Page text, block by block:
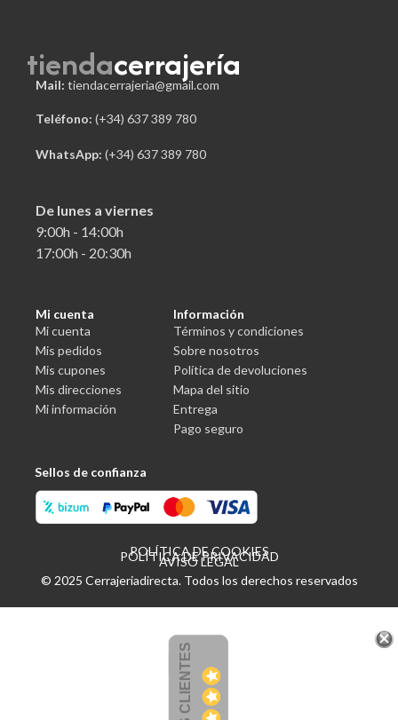
tiendacerrajería
Mail: tiendacerrajeria@gmail.com
Teléfono: (+34) 637 389 780
WhatsApp: (+34) 637 389 780
De lunes a viernes
9:00h - 14:00h
17:00h - 20:30h
Mi cuenta
Mi cuenta
Mis pedidos
Mis cupones
Mis direcciones
Mi información
Información
Términos y condiciones
Sobre nosotros
Política de devoluciones
Mapa del sitio
Entrega
Pago seguro
Sellos de confianza
POLÍTICA DE COOKIES
POLÍTICA DE PRIVACIDAD
AVISO LEGAL
© 2025 Cerrajeriadirecta. Todos los derechos reservados